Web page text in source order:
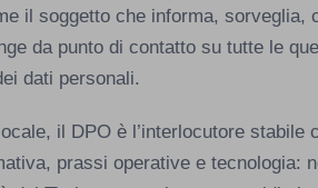
il soggetto che informa, sorveglia,
da punto di contatto su tutte le
dati personali.
il DPO è l’interlocutore stabile
prassi operative e tecnologia: